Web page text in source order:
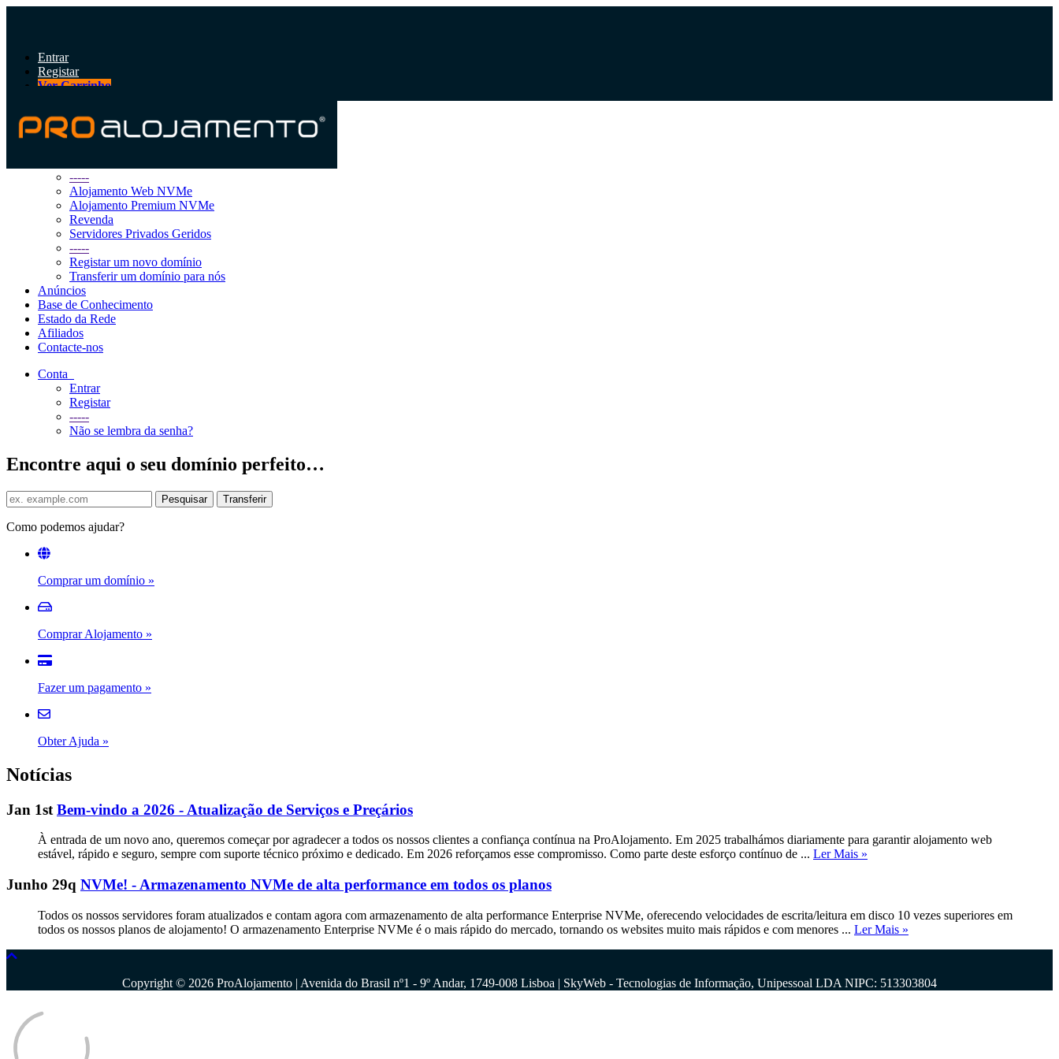
Entrar
Registar
Ver Carrinho
Alternar
navegação
Área do Cliente
-----
Alojamento Web NVMe
Alojamento Premium NVMe
Revenda
Servidores Privados Geridos
-----
Registar um novo domínio
Transferir um domínio para nós
Anúncios
Base de Conhecimento
Estado da Rede
Afiliados
Contacte-nos
Conta
Entrar
Registar
-----
Não se lembra da senha?
Encontre aqui o seu domínio perfeito…
Como podemos ajudar?
Comprar um domínio »
Comprar Alojamento »
Fazer um pagamento »
Obter Ajuda »
Notícias
Jan 1st Bem-vindo a 2026 - Atualização de Serviços e Preçários
À entrada de um novo ano, queremos começar por agradecer a todos os nossos clientes a confiança contínua na ProAlojamento. Em 2025 trabalhámos diariamente para garantir alojamento web
estável, rápido e seguro, sempre com suporte técnico próximo e dedicado. Em 2026 reforçamos esse compromisso. Como parte deste esforço contínuo de ... Ler Mais »
Junho 29q NVMe! - Armazenamento NVMe de alta performance em todos os planos
Todos os nossos servidores foram atualizados e contam agora com armazenamento de alta performance Enterprise NVMe, oferecendo velocidades de escrita/leitura em disco 10 vezes superiores em
todos os nossos planos de alojamento! O armazenamento Enterprise NVMe é o mais rápido do mercado, tornando os websites muito mais rápidos e com menores ... Ler Mais »
Copyright © 2026 ProAlojamento | Avenida do Brasil nº1 - 9º Andar, 1749-008 Lisboa | SkyWeb - Tecnologias de Informação, Unipessoal LDA NIPC: 513303804